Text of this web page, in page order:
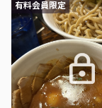
有料会員限定